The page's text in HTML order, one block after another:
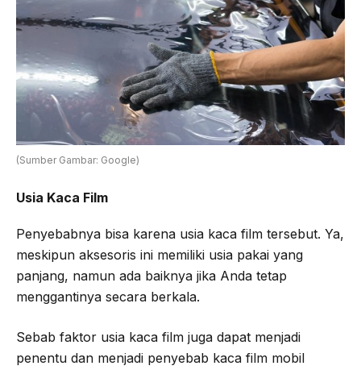
(Sumber Gambar: Google)
Usia Kaca Film
Penyebabnya bisa karena usia kaca film tersebut. Ya,
meskipun aksesoris ini memiliki usia pakai yang
panjang, namun ada baiknya jika Anda tetap
menggantinya secara berkala.
Sebab faktor usia kaca film juga dapat menjadi
penentu dan menjadi penyebab kaca film mobil